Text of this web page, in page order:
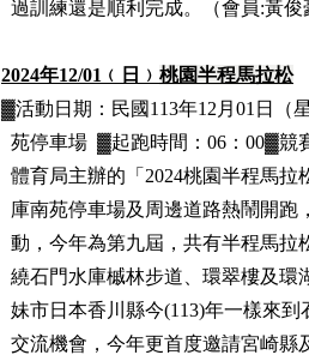
過訓練還是順利完成。
（會員:黃俊
2024年12/01 ﹙日﹚ 桃園半程馬拉松
▓活動日期： 民國113年12月01日
（
苑停車場 ▓起跑時間：06：00▓競
體育局主辦的「 2024桃園半程馬拉
庫南苑停車場及周邊道路熱鬧開跑
動，今年為第九屆，共有半程馬拉
繞石門水庫槭林步道、環翠樓及環
妹市日本香川縣今(113)年一樣來到
交流機會，今年更首度邀請宮崎縣